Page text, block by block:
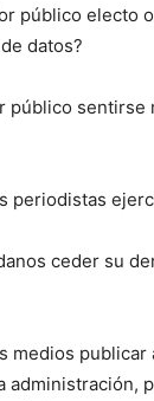
público electo
datos?
público sentirse
periodistas
ceder su
medios
administración,